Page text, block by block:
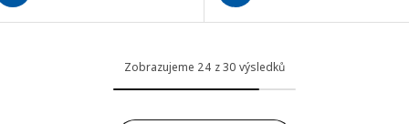
Zobrazujeme 24 z 30 výsledků